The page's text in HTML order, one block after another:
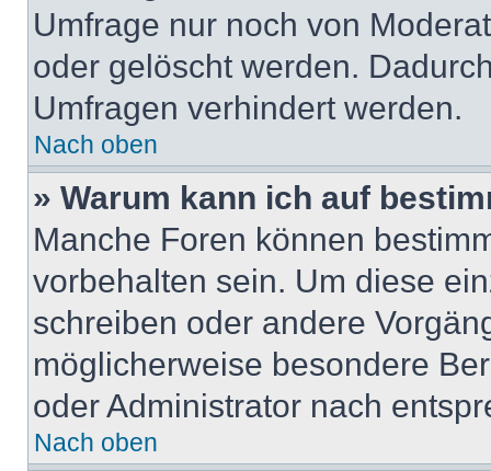
Umfrage nur noch von
oder gelöscht werden.
Umfragen verhindert werden.
Nach oben
» Warum kann ich auf
Manche Foren können
vorbehalten sein. Um diese
schreiben oder andere
möglicherweise besondere
oder Administrator nach
Nach oben